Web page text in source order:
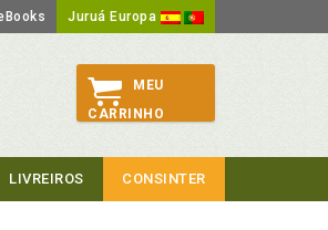
Juruá Europa
MEU
CARRINHO
LIVREIROS CONSINTER